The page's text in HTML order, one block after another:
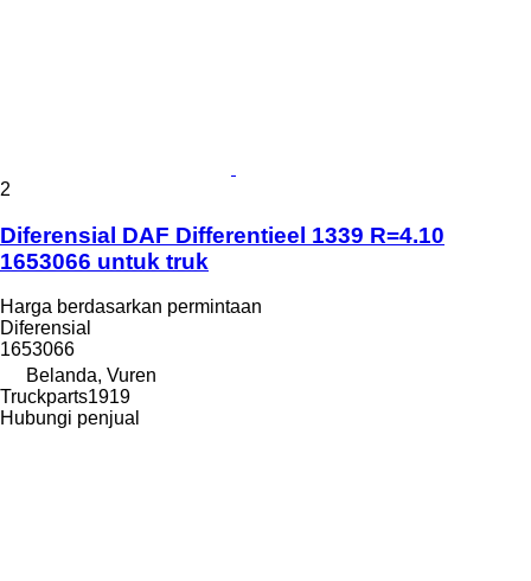
2
Diferensial DAF Differentieel 1339 R=4.10
1653066 untuk truk
Harga berdasarkan permintaan
Diferensial
1653066
Belanda, Vuren
Truckparts1919
Hubungi penjual